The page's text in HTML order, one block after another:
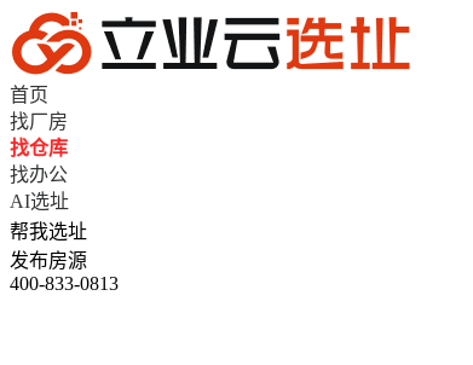
首页
找厂房
找仓库
找办公
AI选址
帮我选址
发布房源
400-833-0813